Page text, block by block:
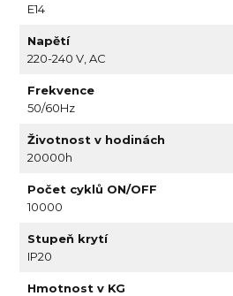
E14
Napětí
220-240 V, AC
Frekvence
50/60Hz
Životnost v hodinách
20000h
Počet cyklů ON/OFF
10000
Stupeň krytí
IP20
Hmotnost v KG